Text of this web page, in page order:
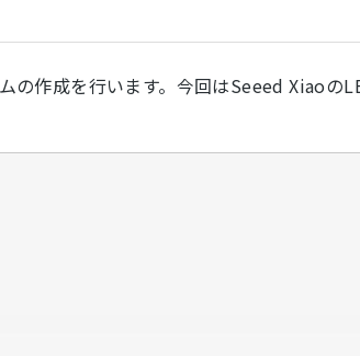
の作成を行います。今回はSeeed Xiaoの